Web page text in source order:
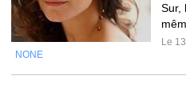
Sur,
Le
NONE